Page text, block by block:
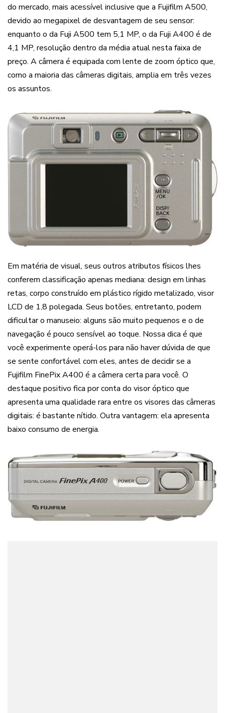
do mercado, mais acessível inclusive que a Fujifilm A500,
devido ao megapixel de desvantagem de seu sensor:
enquanto o da Fuji A500 tem 5,1 MP, o da Fuji A400 é de
4,1 MP, resolução dentro da média atual nesta faixa de
preço. A câmera é equipada com lente de zoom óptico que,
como a maioria das câmeras digitais, amplia em três vezes
os assuntos.
Em matéria de visual, seus outros atributos físicos lhes
conferem classificação apenas mediana: design em linhas
retas, corpo construído em plástico rígido metalizado, visor
LCD de 1,8 polegada. Seus botões, entretanto, podem
dificultar o manuseio: alguns são muito pequenos e o de
navegação é pouco sensível ao toque. Nossa dica é que
você experimente operá-los para não haver dúvida de que
se sente confortável com eles, antes de decidir se a
Fujifilm FinePix A400 é a câmera certa para você. O
destaque positivo fica por conta do visor óptico que
apresenta uma qualidade rara entre os visores das câmeras
digitais: é bastante nítido. Outra vantagem: ela apresenta
baixo consumo de energia.